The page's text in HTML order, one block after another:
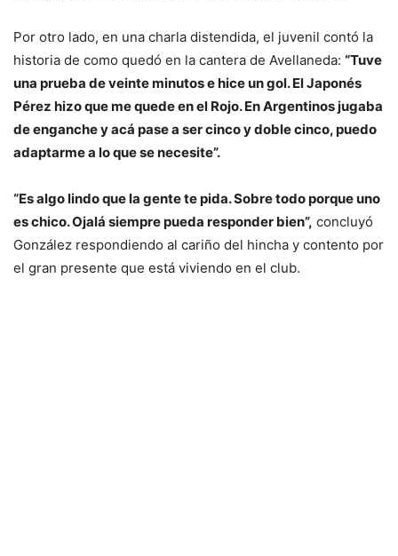
Por otro lado, en una charla distendida, el juvenil contó la
historia de como quedó en la cantera de Avellaneda: “Tuve
una prueba de veinte minutos e hice un gol. El Japonés
Pérez hizo que me quede en el Rojo. En Argentinos jugaba
de enganche y acá pase a ser cinco y doble cinco, puedo
adaptarme a lo que se necesite”.
“Es algo lindo que la gente te pida. Sobre todo porque uno
es chico. Ojalá siempre pueda responder bien”, concluyó
González respondiendo al cariño del hincha y contento por
el gran presente que está viviendo en el club.